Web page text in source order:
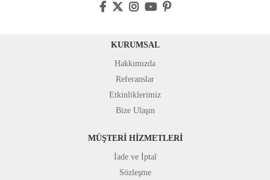
KURUMSAL
Hakkımızda
Referanslar
Etkinliklerimiz
Bize Ulaşın
MÜŞTERİ HİZMETLERİ
İade ve İptal
Sözleşme